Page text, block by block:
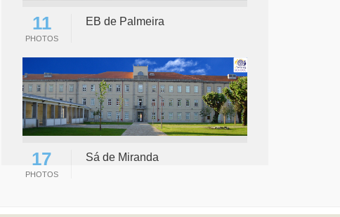
11
PHOTOS
EB de Palmeira
17
PHOTOS
Sá de Miranda